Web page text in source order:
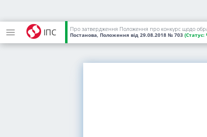
ІПС Про затвердження Положення про конкурс щодо
Постанова, Положення від 29.08.2018 № 703 (Статус: